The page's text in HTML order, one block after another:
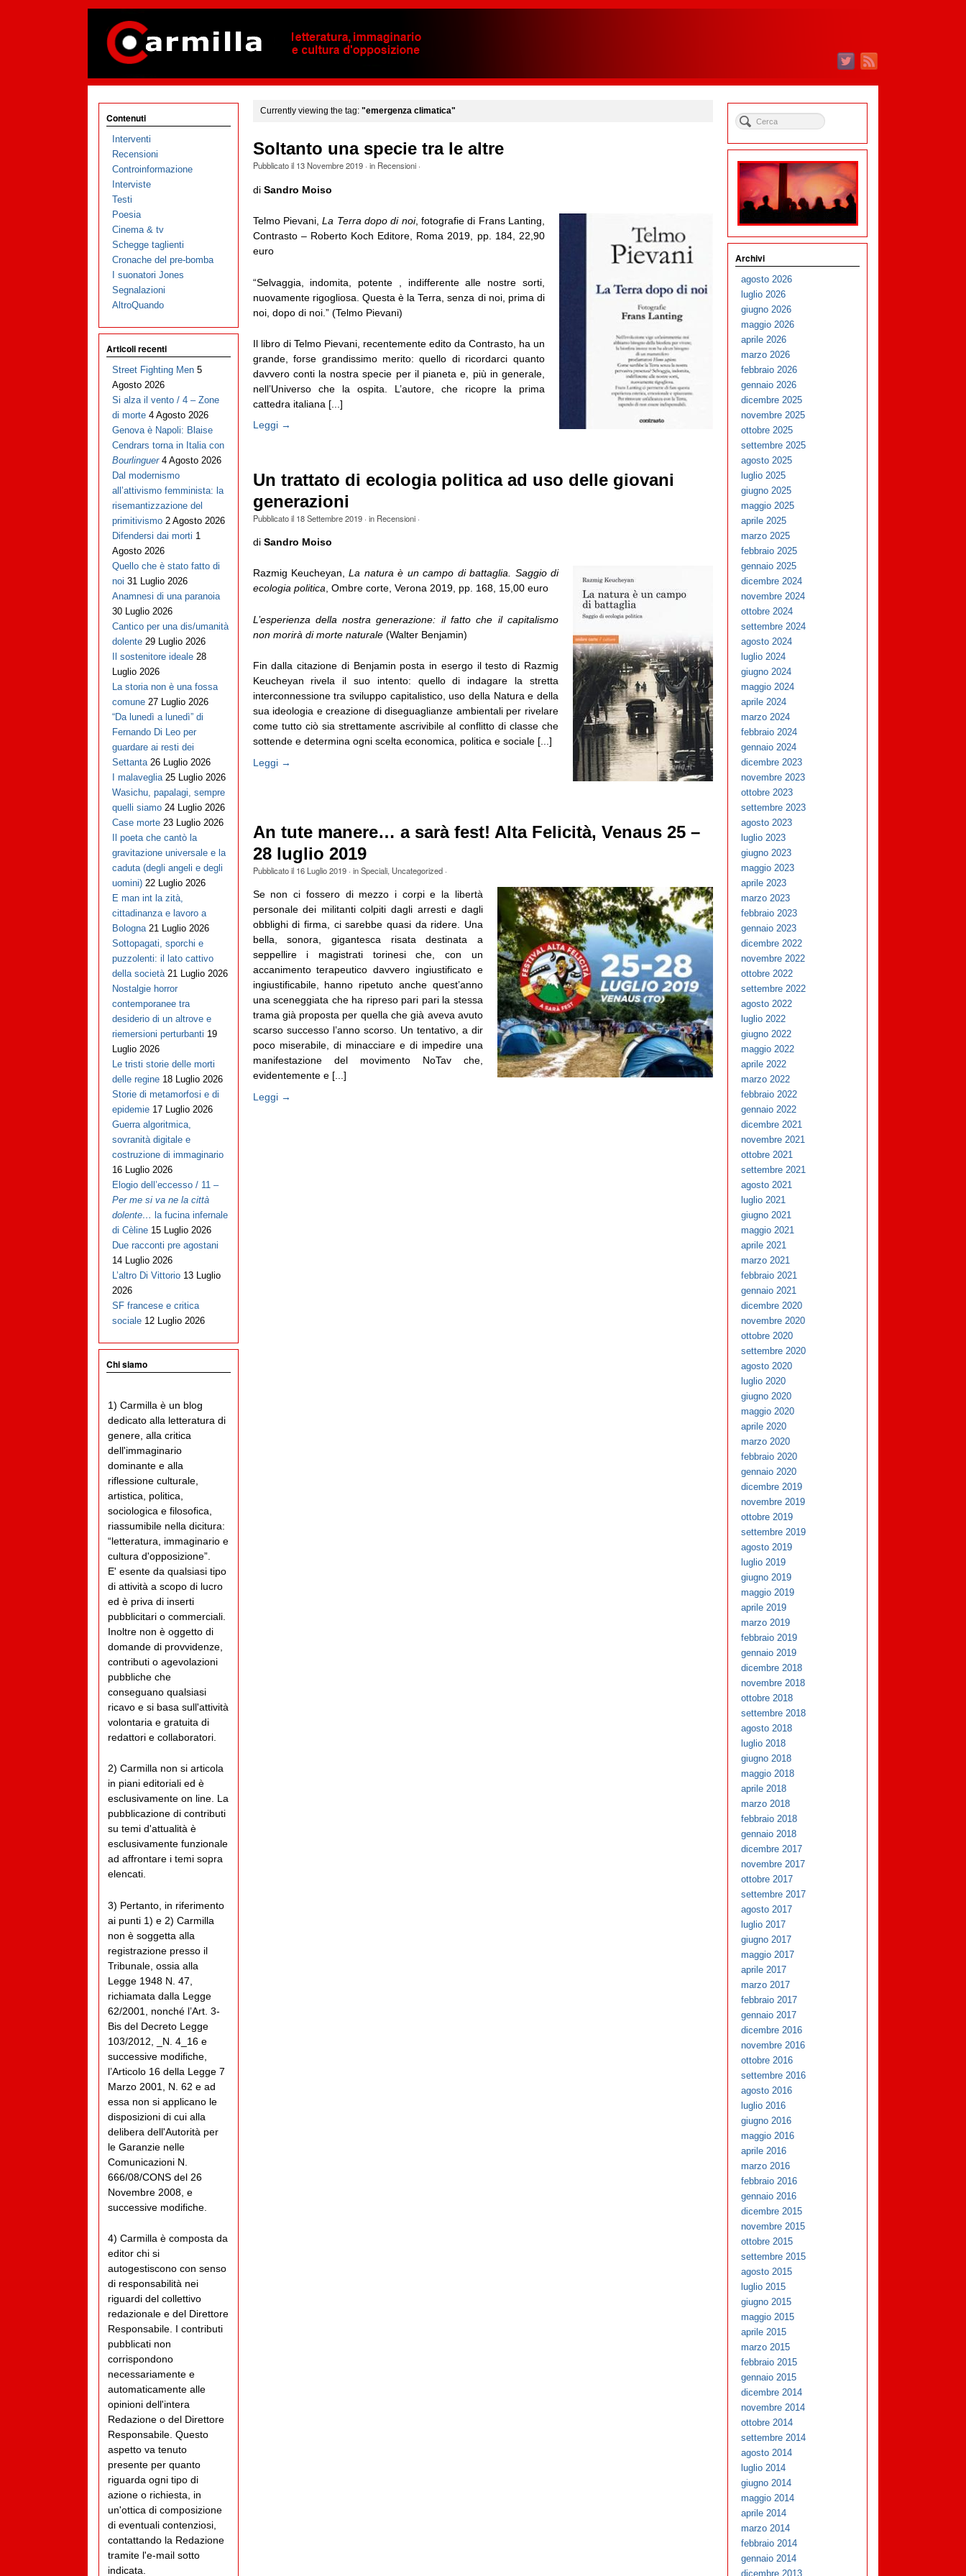
Currently viewing the tag: "emergenza climatica"
Soltanto una specie tra le altre
Pubblicato il 13 Novembre 2019· in Recensioni·
di Sandro Moiso
Telmo Pievani,La Terra dopo di noi, fotografie di Frans Lanting,
Contrasto – Roberto Koch Editore, Roma 2019, pp. 184, 22,90
euro
“Selvaggia, indomita, potente , indifferente alle nostre sorti,
nuovamente rigogliosa. Questa è la Terra, senza di noi, prima di
noi, dopo di noi.” (Telmo Pievani)
Il libro di Telmo Pievani, recentemente edito da Contrasto, ha un
grande, forse grandissimo merito: quello di ricordarci quanto
davvero conti la nostra specie per il pianeta e, più in generale,
nell’Universo che la ospita. L’autore, che ricopre la prima
cattedra italiana [...]
Leggi →
Un trattato di ecologia politica ad uso delle giovani
generazioni
Pubblicato il 18 Settembre 2019· in Recensioni·
di Sandro Moiso
Razmig Keucheyan,La natura è un campo di battaglia. Saggio di
ecologia politica, Ombre corte, Verona 2019, pp. 168, 15,00 euro
L’esperienza della nostra generazione: il fatto che il capitalismo
non morirà di morte naturale(Walter Benjamin)
Fin dalla citazione di Benjamin posta in esergo il testo di Razmig
Keucheyan rivela il suo intento: quello di indagare la stretta
interconnessione tra sviluppo capitalistico, uso della Natura e della
sua ideologia e creazione di diseguaglianze ambientali per rivelare
come tutto ciò sia strettamente ascrivibile al conflitto di classe che
sottende e determina ogni scelta economica, politica e sociale [...]
Leggi →
An tute manere… a sarà fest! Alta Felicità, Venaus 25 –
28 luglio 2019
Pubblicato il 16 Luglio 2019· inSpeciali, Uncategorized·
Se non ci fossero di mezzo i corpi e la libertà
personale dei militanti colpiti dagli arresti e dagli
obblighi di firma, ci sarebbe quasi da ridere. Una
bella, sonora, gigantesca risata destinata a
seppellire i magistrati torinesi che, con un
accanimento terapeutico davvero ingiustificato e
ingiustificabile, hanno ripetuto anche quest’anno
una sceneggiata che ha ripreso pari pari la stessa
trama già proposta per quella che già aveva avuto
scarso successo l’anno scorso. Un tentativo, a dir
poco miserabile, di minacciare e di impedire una
manifestazione del movimento NoTav che,
evidentemente e [...]
Leggi →
Contenuti
Interventi
Recensioni
Controinformazione
Interviste
Testi
Poesia
Cinema & tv
Schegge taglienti
Cronache del pre-bomba
I suonatori Jones
Segnalazioni
AltroQuando
Articoli recenti
Street Fighting Men 5
Agosto 2026
Si alza il vento / 4 – Zone
di morte 4 Agosto 2026
Genova è Napoli: Blaise
Cendrars torna in Italia con
Bourlinguer 4 Agosto 2026
Dal modernismo
all’attivismo femminista: la
risemantizzazione del
primitivismo 2 Agosto 2026
Difendersi dai morti 1
Agosto 2026
Quello che è stato fatto di
noi 31 Luglio 2026
Anamnesi di una paranoia
30 Luglio 2026
Cantico per una dis/umanità
dolente 29 Luglio 2026
Il sostenitore ideale 28
Luglio 2026
La storia non è una fossa
comune 27 Luglio 2026
“Da lunedì a lunedì” di
Fernando Di Leo per
guardare ai resti dei
Settanta 26 Luglio 2026
I malaveglia 25 Luglio 2026
Wasichu, papalagi, sempre
quelli siamo 24 Luglio 2026
Case morte 23 Luglio 2026
Il poeta che cantò la
gravitazione universale e la
caduta (degli angeli e degli
uomini) 22 Luglio 2026
E man int la zità,
cittadinanza e lavoro a
Bologna 21 Luglio 2026
Sottopagati, sporchi e
puzzolenti: il lato cattivo
della società 21 Luglio 2026
Nostalgie horror
contemporanee tra
desiderio di un altrove e
riemersioni perturbanti 19
Luglio 2026
Le tristi storie delle morti
delle regine 18 Luglio 2026
Storie di metamorfosi e di
epidemie 17 Luglio 2026
Guerra algoritmica,
sovranità digitale e
costruzione di immaginario
16 Luglio 2026
Elogio dell’eccesso / 11 –
Per me si va ne la città
dolente… la fucina infernale
di Cèline 15 Luglio 2026
Due racconti pre agostani
14 Luglio 2026
L’altro Di Vittorio 13 Luglio
2026
SF francese e critica
sociale 12 Luglio 2026
Chi siamo
1) Carmilla è un blog
dedicato alla letteratura di
genere, alla critica
dell'immaginario
dominante e alla
riflessione culturale,
artistica, politica,
sociologica e filosofica,
riassumibile nella dicitura:
“letteratura, immaginario e
cultura d'opposizione”.
E' esente da qualsiasi tipo
di attività a scopo di lucro
ed è priva di inserti
pubblicitari o commerciali.
Inoltre non è oggetto di
domande di provvidenze,
contributi o agevolazioni
pubbliche che
conseguano qualsiasi
ricavo e si basa sull'attività
volontaria e gratuita di
redattori e collaboratori.
2) Carmilla non si articola
in piani editoriali ed è
esclusivamente on line. La
pubblicazione di contributi
su temi d'attualità è
esclusivamente funzionale
ad affrontare i temi sopra
elencati.
3) Pertanto, in riferimento
ai punti 1) e 2) Carmilla
non è soggetta alla
registrazione presso il
Tribunale, ossia alla
Legge 1948 N. 47,
richiamata dalla Legge
62/2001, nonché l’Art. 3-
Bis del Decreto Legge
103/2012, _N. 4_16 e
successive modifiche,
l’Articolo 16 della Legge 7
Marzo 2001, N. 62 e ad
essa non si applicano le
disposizioni di cui alla
delibera dell'Autorità per
le Garanzie nelle
Comunicazioni N.
666/08/CONS del 26
Novembre 2008, e
successive modifiche.
4) Carmilla è composta da
editor chi si
autogestiscono con senso
di responsabilità nei
riguardi del collettivo
redazionale e del Direttore
Responsabile. I contributi
pubblicati non
corrispondono
necessariamente e
automaticamente alle
opinioni dell'intera
Redazione o del Direttore
Responsabile. Questo
aspetto va tenuto
presente per quanto
riguarda ogni tipo di
azione o richiesta, in
un'ottica di composizione
di eventuali contenziosi,
contattando la Redazione
tramite l'e-mail sotto
indicata.
Archivi
agosto 2026
luglio 2026
giugno 2026
maggio 2026
aprile 2026
marzo 2026
febbraio 2026
gennaio 2026
dicembre 2025
novembre 2025
ottobre 2025
settembre 2025
agosto 2025
luglio 2025
giugno 2025
maggio 2025
aprile 2025
marzo 2025
febbraio 2025
gennaio 2025
dicembre 2024
novembre 2024
ottobre 2024
settembre 2024
agosto 2024
luglio 2024
giugno 2024
maggio 2024
aprile 2024
marzo 2024
febbraio 2024
gennaio 2024
dicembre 2023
novembre 2023
ottobre 2023
settembre 2023
agosto 2023
luglio 2023
giugno 2023
maggio 2023
aprile 2023
marzo 2023
febbraio 2023
gennaio 2023
dicembre 2022
novembre 2022
ottobre 2022
settembre 2022
agosto 2022
luglio 2022
giugno 2022
maggio 2022
aprile 2022
marzo 2022
febbraio 2022
gennaio 2022
dicembre 2021
novembre 2021
ottobre 2021
settembre 2021
agosto 2021
luglio 2021
giugno 2021
maggio 2021
aprile 2021
marzo 2021
febbraio 2021
gennaio 2021
dicembre 2020
novembre 2020
ottobre 2020
settembre 2020
agosto 2020
luglio 2020
giugno 2020
maggio 2020
aprile 2020
marzo 2020
febbraio 2020
gennaio 2020
dicembre 2019
novembre 2019
ottobre 2019
settembre 2019
agosto 2019
luglio 2019
giugno 2019
maggio 2019
aprile 2019
marzo 2019
febbraio 2019
gennaio 2019
dicembre 2018
novembre 2018
ottobre 2018
settembre 2018
agosto 2018
luglio 2018
giugno 2018
maggio 2018
aprile 2018
marzo 2018
febbraio 2018
gennaio 2018
dicembre 2017
novembre 2017
ottobre 2017
settembre 2017
agosto 2017
luglio 2017
giugno 2017
maggio 2017
aprile 2017
marzo 2017
febbraio 2017
gennaio 2017
dicembre 2016
novembre 2016
ottobre 2016
settembre 2016
agosto 2016
luglio 2016
giugno 2016
maggio 2016
aprile 2016
marzo 2016
febbraio 2016
gennaio 2016
dicembre 2015
novembre 2015
ottobre 2015
settembre 2015
agosto 2015
luglio 2015
giugno 2015
maggio 2015
aprile 2015
marzo 2015
febbraio 2015
gennaio 2015
dicembre 2014
novembre 2014
ottobre 2014
settembre 2014
agosto 2014
luglio 2014
giugno 2014
maggio 2014
aprile 2014
marzo 2014
febbraio 2014
gennaio 2014
dicembre 2013